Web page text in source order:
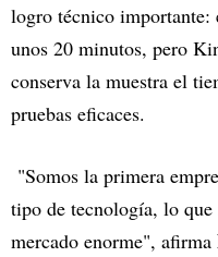
logro técnico importante:
unos 20 minutos, pero
conserva la muestra el
pruebas eficaces.
"Somos la primera
tipo de tecnología, lo que
mercado enorme", afirma